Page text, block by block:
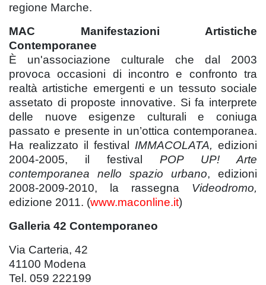
regione Marche.
MAC Manifestazioni Artistiche
Contemporanee
È un'associazione culturale che dal 2003
provoca occasioni di incontro e confronto tra
realtà artistiche emergenti e un tessuto sociale
assetato di proposte innovative. Si fa interprete
delle nuove esigenze culturali e coniuga
passato e presente in un’ottica contemporanea.
Ha realizzato il festival IMMACOLATA, edizioni
2004-2005, il festival POP UP! Arte
contemporanea nello spazio urbano,
edizioni
2008-2009-2010, la rassegna Videodromo,
edizione 2011. (www.maconline.it)
Galleria 42 Contemporaneo
Via Carteria, 42
41100 Modena
Tel. 059 222199